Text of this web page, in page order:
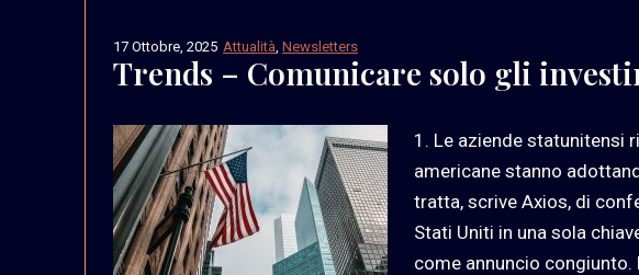
Attualità Newsletters
17 Ottobre, 2025
Trends – Comunicare solo gli
1. Le aziende statunitensi
americane stanno
tratta, scrive Axios, di
Stati Uniti in una sola
come annuncio